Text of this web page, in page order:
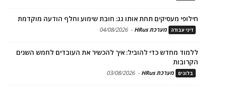
חילופי מעסיקים תחת אותו גג: חובת שימוע וחלף הודעה מוקדמת
דיני עבודה מערכת HRus -
04/08/2026
ללמוד מחדש כדי להוביל: איך להכשיר את העובדים לחמש השנים
הקרובות
בלוגים מערכת HRus -
03/08/2026